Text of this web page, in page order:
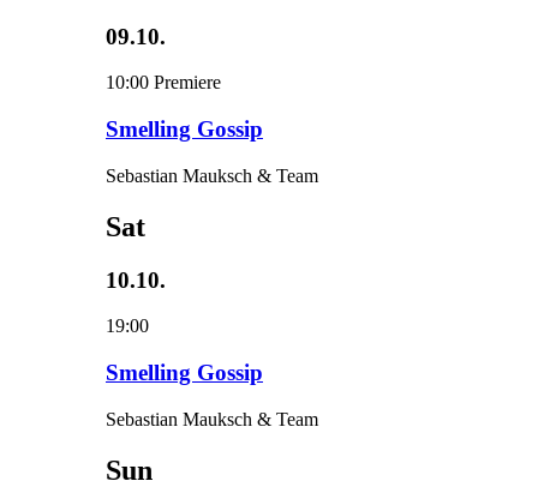
09.10.
10:00 Premiere
Smelling Gossip
Sebastian Mauksch & Team
Sat
10.10.
19:00
Smelling Gossip
Sebastian Mauksch & Team
Sun